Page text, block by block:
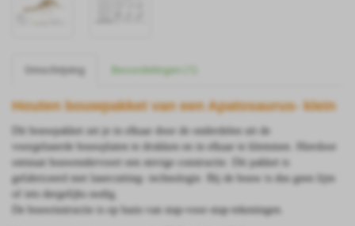
Omschrijving Beoordelingen (1)
Houten bouwpakket van een Apatosaurus- klein
Dit bouwpakket zet je in elkaar door de onderdelen uit de
voorgelaserde bouwplaten te drukken en in elkaar te klemmen. Hierdoor
ontstaat bouwendervoort een stevige constructie. Dit pakket is
gefabriceerd met lasercutting- technologie.
Bij de bouw is dus geen lijm
of iets dergelijks nodig.
De bouwinstructie is op basis van stap-voor-stap-tekeningen.